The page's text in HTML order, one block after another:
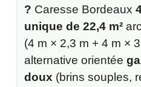
? Caresse Bordeaux
unique de 22,4 m²
(4 m × 2,3 m + 4 m ×
alternative orientée
doux (brins souples,